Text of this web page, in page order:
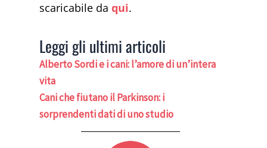
scaricabile daqui.
Leggi gli ultimi articoli
Alberto Sordi e i cani: l’amore di un’intera
vita
Cani che fiutano il Parkinson: i
sorprendenti dati di uno studio